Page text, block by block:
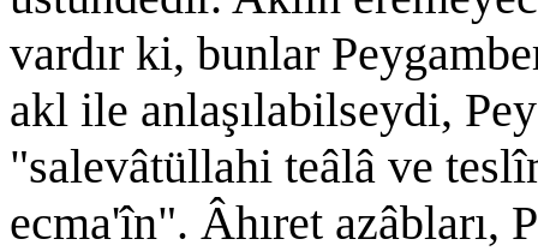
vardır ki, bunlar
akl ile anlaşılabilseydi,
"salevâtüllahi teâlâ ve
ecma'în". Âhıret azâbları,